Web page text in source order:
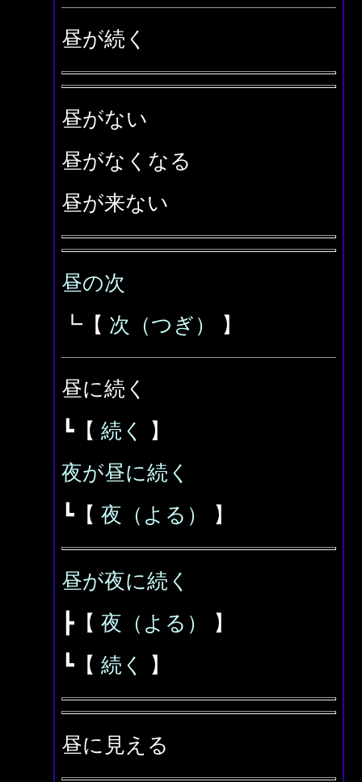
昼が続く
昼がない
昼がなくなる
昼が来ない
昼の次
┗【 次（つぎ） 】
昼に続く
┗【 続く
】
夜が昼に続く
┗【 夜（よる） 】
昼が夜に続く
┣【 夜（よる）
】
┗【 続く 】
昼に見える